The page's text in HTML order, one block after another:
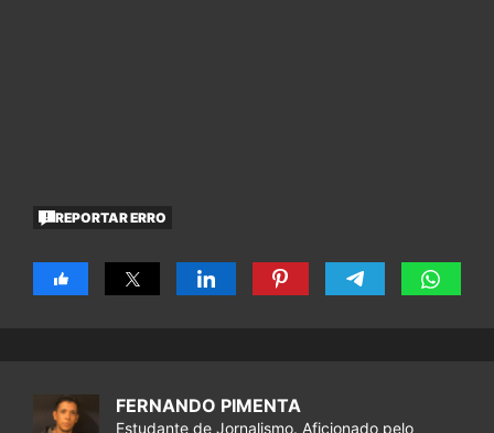
REPORTAR ERRO
FERNANDO PIMENTA
Estudante de Jornalismo. Aficionado pelo